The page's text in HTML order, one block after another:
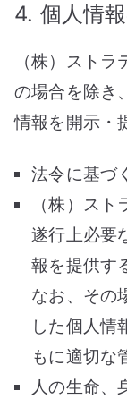
4. 個人情
（株）スト
の場合を除き
情報を開示・
法令に基づ
（株）ス
遂行上必要
報を提供す
なお、その
した個人情
もに適切な
人の生命、